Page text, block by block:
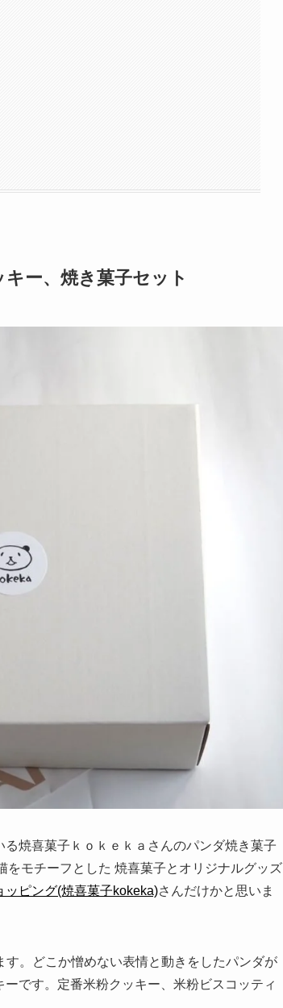
ー、焼き菓子セット
焼喜菓子ｋｏｋｅｋａさんのパンダ焼き菓子
モチーフとした 焼喜菓子とオリジナルグッズ
ッピング(焼喜菓子kokeka)さんだけかと思いま
。どこか憎めない表情と動きをしたパンダが
です。定番米粉クッキー、米粉ビスコッティ